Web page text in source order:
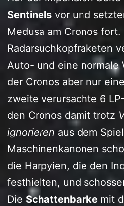
Sentinels vor und
Medusa am Cronos fort.
Radarsuchkopfraketen
Auto- und eine normale
der Cronos aber nur
zweite verursachte 6
den Cronos damit trotz
ignorieren aus dem
Maschinenkanonen
die Harpyien, die den
festhielten, und
Die Schattenbarke mit